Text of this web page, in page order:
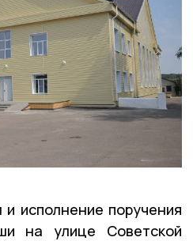
и исполнение поручения
на улице Советской